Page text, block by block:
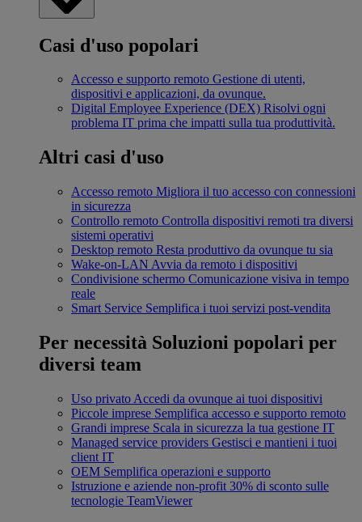
Casi d'uso popolari
Accesso e supporto remoto Gestione di utenti,
dispositivi e applicazioni, da ovunque.
Digital Employee Experience (DEX) Risolvi ogni
problema IT prima che impatti sulla tua produttività.
Altri casi d'uso
Accesso remoto Migliora il tuo accesso con connessioni
in sicurezza
Controllo remoto Controlla dispositivi remoti tra diversi
sistemi operativi
Desktop remoto Resta produttivo da ovunque tu sia
Wake-on-LAN Avvia da remoto i dispositivi
Condivisione schermo Comunicazione visiva in tempo
reale
Smart Service Semplifica i tuoi servizi post-vendita
Per necessità Soluzioni popolari per
diversi team
Uso privato Accedi da ovunque ai tuoi dispositivi
Piccole imprese Semplifica accesso e supporto remoto
Grandi imprese Scala in sicurezza la tua gestione IT
Managed service providers Gestisci e mantieni i tuoi
client IT
OEM Semplifica operazioni e supporto
Istruzione e aziende non-profit 30% di sconto sulle
tecnologie TeamViewer